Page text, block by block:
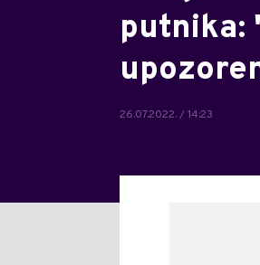
putnika:
26.07.2022. / 14:23